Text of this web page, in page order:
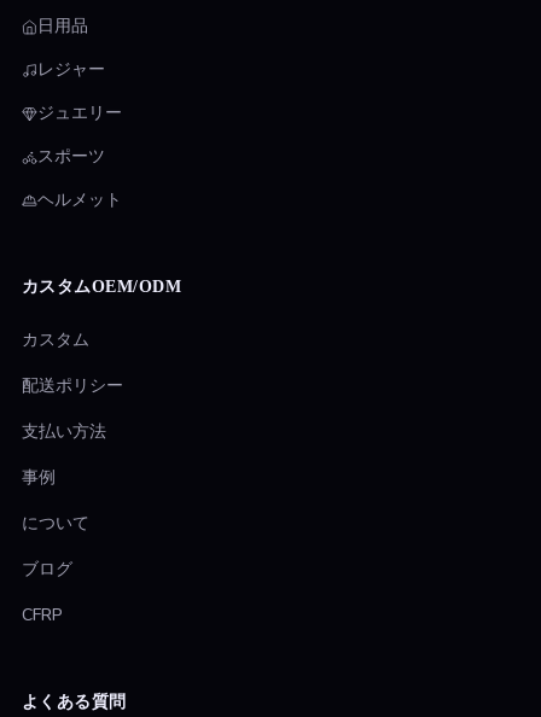
日用品
レジャー
ジュエリー
スポーツ
ヘルメット
カスタムOEM/ODM
カスタム
配送ポリシー
支払い方法
事例
について
ブログ
CFRP
よくある質問